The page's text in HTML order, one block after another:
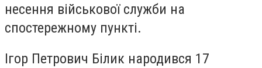
несення військової служби на
спостережному пункті.
Ігор Петрович Білик народився 17